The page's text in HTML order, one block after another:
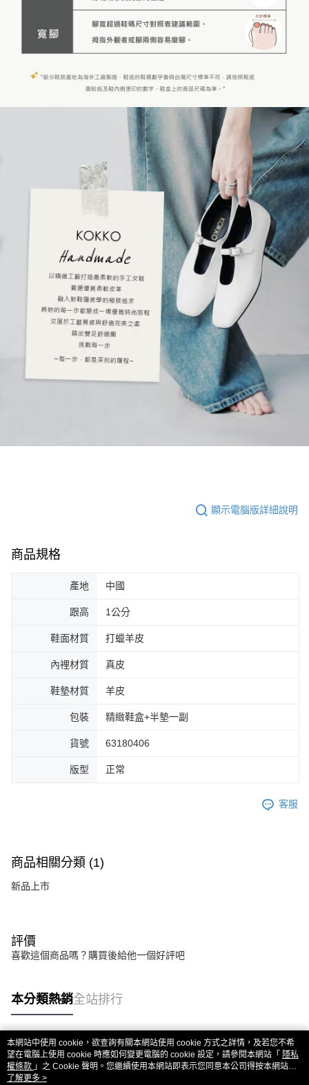
顯示電腦版詳細說明
商品規格
產地 中國
跟高 1公分
鞋面材質 打蠟羊皮
內裡材質 真皮
鞋墊材質 羊皮
包裝 精緻鞋盒+半墊一副
貨號 63180406
版型 正常
客服
商品相關分類 (1)
新品上市
評價
喜歡這個商品嗎？購買後給他一個好評吧
本分類熱銷全站排行
熱門標籤
本網站中使用 cookie，欲查詢有關本網站使用 cookie 方式之詳情，及若您不希
望在電腦上使用 cookie 時應如何變更電腦的 cookie 設定，請參閱本網站「 隱私
權條款 」之 Cookie 聲明。您繼續使用本網站即表示您同意本公司得按本網站使
用條款之 Cookie 聲明使用 cookie。
了解更多 >